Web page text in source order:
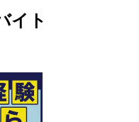
イト